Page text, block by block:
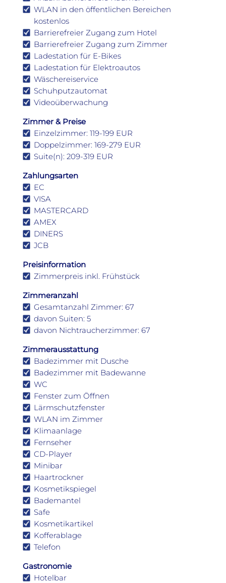
WLAN in den öffentlichen Bereichen
kostenlos
Barrierefreier Zugang zum Hotel
Barrierefreier Zugang zum Zimmer
Ladestation für E-Bikes
Ladestation für Elektroautos
Wäschereiservice
Schuhputzautomat
Videoüberwachung
Zimmer & Preise
Einzelzimmer: 119-199 EUR
Doppelzimmer: 169-279 EUR
Suite(n): 209-319 EUR
Zahlungsarten
EC
VISA
MASTERCARD
AMEX
DINERS
JCB
Preisinformation
Zimmerpreis inkl. Frühstück
Zimmeranzahl
Gesamtanzahl Zimmer: 67
davon Suiten: 5
davon Nichtraucherzimmer: 67
Zimmerausstattung
Badezimmer mit Dusche
Badezimmer mit Badewanne
WC
Fenster zum Öffnen
Lärmschutzfenster
WLAN im Zimmer
Klimaanlage
Fernseher
CD-Player
Minibar
Haartrockner
Kosmetikspiegel
Bademantel
Safe
Kosmetikartikel
Kofferablage
Telefon
Gastronomie
Hotelbar